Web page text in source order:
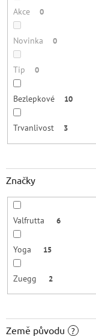
Akce 0
Novinka 0
Tip 0
Bezlepkové 10
Trvanlivost 3
Značky
Valfrutta 6
Yoga 15
Zuegg 2
Země původu ?